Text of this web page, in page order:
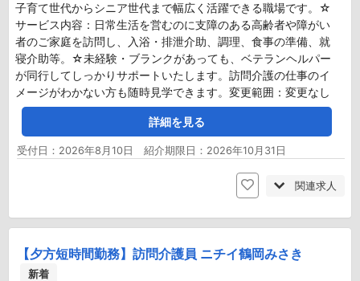
子育て世代からシニア世代まで幅広く活躍できる職場です。☆
サービス内容：日常生活を営むのに支障のある高齢者や障がい
者のご家庭を訪問し、入浴・排泄介助、調理、食事の準備、就
寝介助等。☆未経験・ブランクがあっても、ベテランヘルパー
が同行してしっかりサポートいたします。訪問介護の仕事のイ
メージがわかない方も随時見学できます。変更範囲：変更なし
詳細を見る
受付日：2026年8月10日 紹介期限日：2026年10月31日
関連求人
【夕方短時間勤務】訪問介護員 ニチイ鶴岡みさき
新着